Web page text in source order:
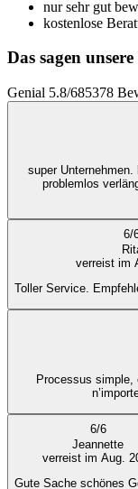
nur sehr gut
kostenlose
Das sagen
Genial 5.8/685378
super
problemlos
6/
verreist im
Toller Service.
Processus
6/6
Jeannette
verreist im Aug.
Gute Sache schönes